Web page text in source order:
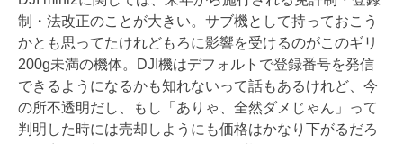
制・法改正のことが大きい。サブ機として持っておこう
かとも思ってたけれどもろに影響を受けるのがこのギリ
200g未満の機体。DJI機はデフォルトで登録番号を発信
できるようになるかも知れないって話もあるけれど、今
の所不透明だし、もし「ありゃ、全然ダメじゃん」って
判明した時には売却しようにも価格はかなり下がるだろ